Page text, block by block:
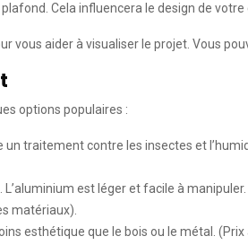
Cela influencera le design de
aider à visualiser le projet. Vous
options populaires :
traitement contre les insectes et
est léger et facile à
matériaux).
esthétique que le bois ou le métal.